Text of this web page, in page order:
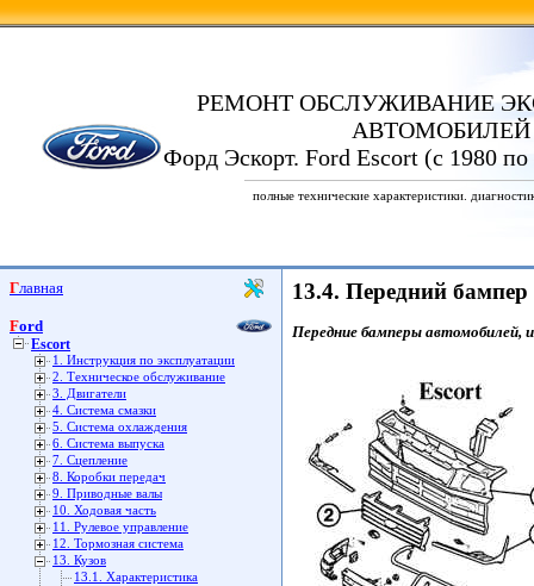
РЕМОНТ ОБСЛУЖИВАНИЕ
АВТОМОБИЛЕЙ
Форд Эскорт. Ford Escort (с 1980 по
полные технические характеристики.
Главная
Ford
Escort
1. Инструкция по эксплуатации
2. Техническое обслуживание
3. Двигатели
4. Система смазки
5. Система охлаждения
6. Система выпуска
7. Сцепление
8. Коробки передач
9. Приводные валы
10. Ходовая часть
11. Рулевое управление
12. Тормозная система
13. Кузов
13.1. Характеристика
13.4. Передний бампер
Передние бамперы автомобилей,